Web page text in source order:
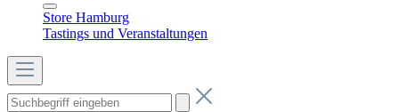
Store Hamburg
Tastings und Veranstaltungen